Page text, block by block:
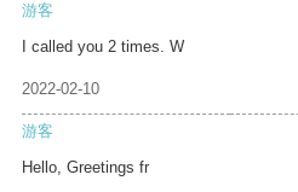
游客
I called you 2 times. W
2022-02-10
游客
Hello, Greetings fr